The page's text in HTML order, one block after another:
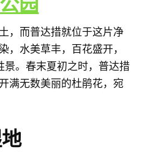
，而普达措就位于这片净
，水美草丰，百花盛开，
。春末夏初之时，普达措
满无数美丽的杜鹃花，宛